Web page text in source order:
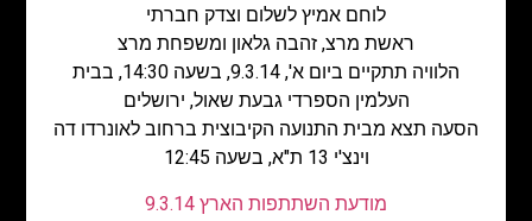
לוחם אמיץ לשלום וצדק חברתי
ראשת מרצ, זהבה גלאון ומשפחת מרצ
הלוויה תתקיים ביום א', 9.3.14, בשעה 14:30, בבית
העלמין הספרדי גבעת שאול, ירושלים
הסעה תצא מבית התנועה הקיבוצית ברחוב לאונרדו דה
וינצ'י 13 ת"א, בשעה 12:45
מודעת השתתפות הארץ 9.3.14